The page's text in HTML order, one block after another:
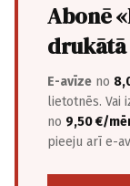
Abonē
E-avīze no
lietotnēs. Vai
no 9,50 €/
pieeju arī e-